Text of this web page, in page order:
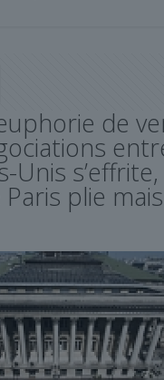
de
Unis s’effrite,
plie